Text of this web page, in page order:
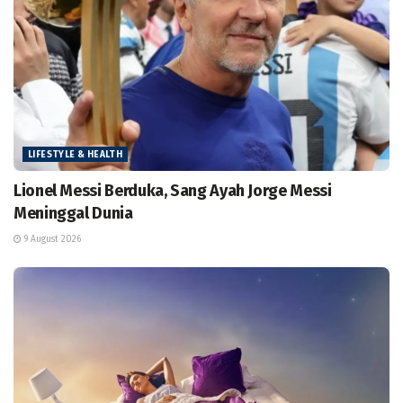
LIFESTYLE & HEALTH
Lionel Messi Berduka, Sang Ayah Jorge Messi
Meninggal Dunia
9 August 2026